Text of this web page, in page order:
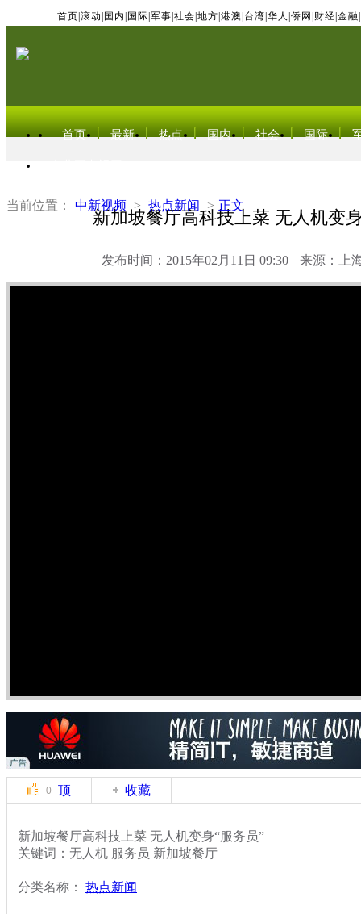
首页 滚动 国内 国际 军事 社会 地方 港澳 台湾 华人 侨网 财经 金融
首页 最新 热点 国内 社会 国际
当前位置： 中新视频 > 热点新闻 > 正文
新加坡餐厅高科技上菜 无人机变
发布时间：2015年02月11日 09:30 来源：上
0 顶 收藏
新加坡餐厅高科技上菜 无人机变身“服务员”
关键词：无人机 服务员 新加坡餐厅
分类名称： 热点新闻